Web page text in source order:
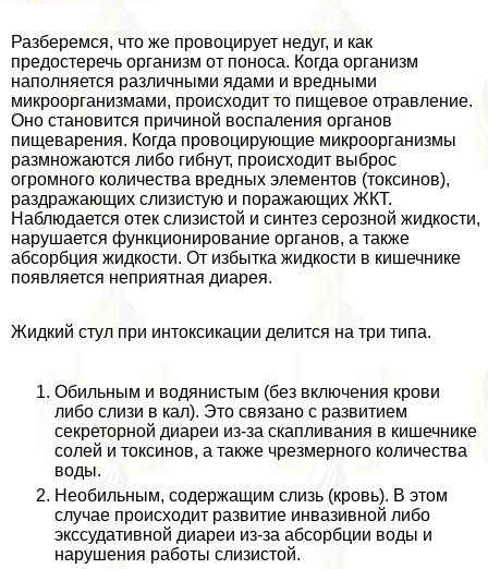
Разберемся, что же провоцирует недуг, и как
предостеречь организм от поноса. Когда организм
наполняется различными ядами и вредными
микроорганизмами, происходит то пищевое отравление.
Оно становится причиной воспаления органов
пищеварения. Когда провоцирующие микроорганизмы
размножаются либо гибнут, происходит выброс
огромного количества вредных элементов (токсинов),
раздражающих слизистую и поражающих ЖКТ.
Наблюдается отек слизистой и синтез серозной жидкости,
нарушается функционирование органов, а также
абсорбция жидкости. От избытка жидкости в кишечнике
появляется неприятная диарея.
Жидкий стул при интоксикации делится на три типа.
Обильным и водянистым (без включения крови
либо слизи в кал). Это связано с развитием
секреторной диареи из-за скапливания в кишечнике
солей и токсинов, а также чрезмерного количества
воды.
Необильным, содержащим слизь (кровь). В этом
случае происходит развитие инвазивной либо
экссудативной диареи из-за абсорбции воды и
нарушения работы слизистой.